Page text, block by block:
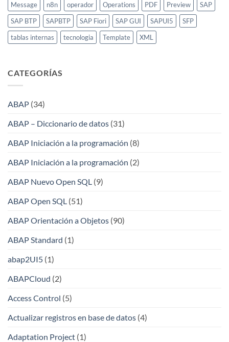
Message
n8n operador Operations PDF Preview
SAP
SAP BTP
SAPBTP SAP Fiori SAP GUI SAPUI5
SFP
tablas internas
tecnologia Template XML
CATEGORÍAS
ABAP (34)
ABAP – Diccionario de datos (31)
ABAP Iniciación a la programación (8)
ABAP Iniciación a la programación (2)
ABAP Nuevo Open SQL (9)
ABAP Open SQL (51)
ABAP Orientación a Objetos (90)
ABAP Standard (1)
abap2UI5 (1)
ABAPCloud (2)
Access Control (5)
Actualizar registros en base de datos (4)
Adaptation Project (1)